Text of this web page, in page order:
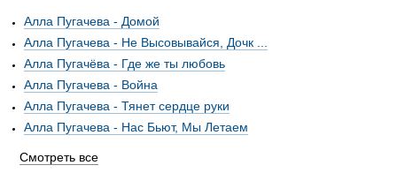
Алла Пугачева - Домой
Алла Пугачева - Не Высовывайся, Дочк ...
Алла Пугачёва - Где же ты любовь
Алла Пугачева - Война
Алла Пугачева - Тянет сердце руки
Алла Пугачева - Нас Бьют, Мы Летаем
Смотреть все